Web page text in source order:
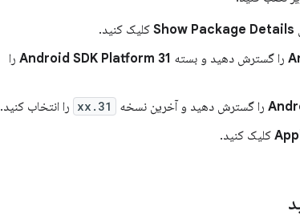
Show Package Details کلیک کنید.
را گسترش دهید و بسته Android SDK Platform 31 را
را گسترش دهید و آخرین نسخه 31.xx
را انتخاب کنید.
کلیک کنید.